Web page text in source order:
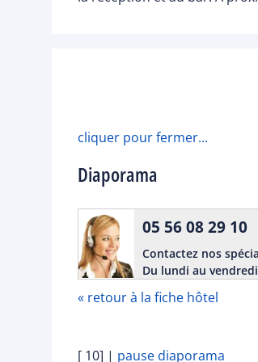
cliquer pour fermer...
Diaporama
05 56 08 29 10
Contactez nos
Du lundi au
« retour à la fiche hôtel
[ 10] | pause diaporama